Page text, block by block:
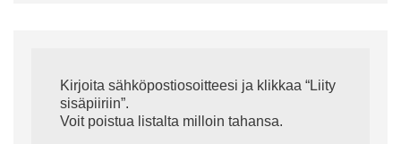
Kirjoita sähköpostiosoitteesi ja klikkaa “Liity
sisäpiiriin”.
Voit poistua listalta milloin tahansa.